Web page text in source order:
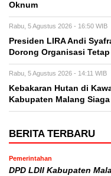
Oknum
Rabu, 5 Agustus 2026 - 16:50 WIB
Presiden LIRA Andi
Dorong Organisasi
Rabu, 5 Agustus 2026 - 14:11 WIB
Kebakaran Hutan di
Kabupaten Malang
BERITA TERBARU
Pemerintahan
DPD LDII Kabupaten